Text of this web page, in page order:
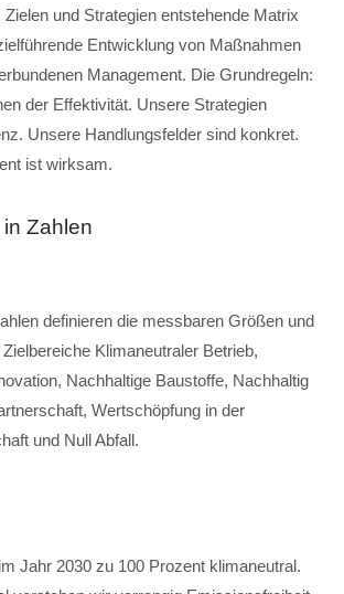
und Strategien entstehende Matrix
Entwicklung von Maßnahmen
Management. Die Grundregeln:
der Effektivität. Unsere Strategien
Unsere Handlungsfelder sind konkret.
ist wirksam.
Zahlen
definieren die messbaren Größen und
Klimaneutraler Betrieb,
Nachhaltige Baustoffe, Nachhaltig
Wertschöpfung in der
und Null Abfall.
Jahr 2030 zu 100 Prozent klimaneutral.